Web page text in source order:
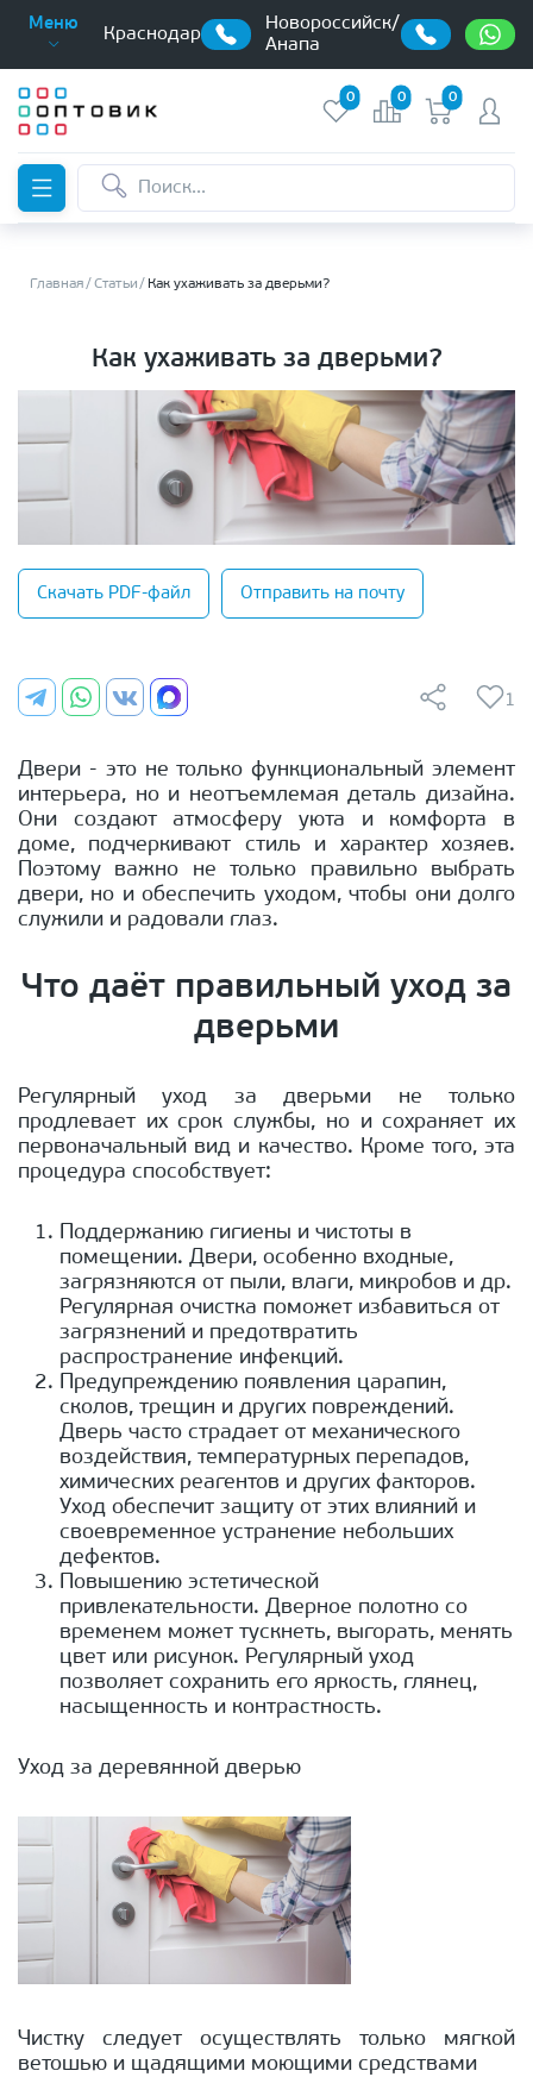
Меню
Краснодар
Новороссийск/
Анапа
0 0 0
Главная Статьи Как ухаживать за дверьми?
Как ухаживать за дверьми?
Скачать PDF-файл Отправить на почту
1
Двери - это не только функциональный элемент
интерьера, но и неотъемлемая деталь дизайна.
Они создают атмосферу уюта и комфорта в
доме, подчеркивают стиль и характер хозяев.
Поэтому важно не только правильно выбрать
двери, но и обеспечить уходом, чтобы они долго
служили и радовали глаз.
Что даёт правильный уход за
дверьми
Регулярный уход за дверьми не только
продлевает их срок службы, но и сохраняет их
первоначальный вид и качество. Кроме того, эта
процедура способствует:
Поддержанию гигиены и чистоты в
помещении. Двери, особенно входные,
загрязняются от пыли, влаги, микробов и др.
Регулярная очистка поможет избавиться от
загрязнений и предотвратить
распространение инфекций.
Предупреждению появления царапин,
сколов, трещин и других повреждений.
Дверь часто страдает от механического
воздействия, температурных перепадов,
химических реагентов и других факторов.
Уход обеспечит защиту от этих влияний и
своевременное устранение небольших
дефектов.
Повышению эстетической
привлекательности. Дверное полотно со
временем может тускнеть, выгорать, менять
цвет или рисунок. Регулярный уход
позволяет сохранить его яркость, глянец,
насыщенность и контрастность.
Уход за деревянной дверью
Чистку следует осуществлять только мягкой
ветошью и щадящими моющими средствами